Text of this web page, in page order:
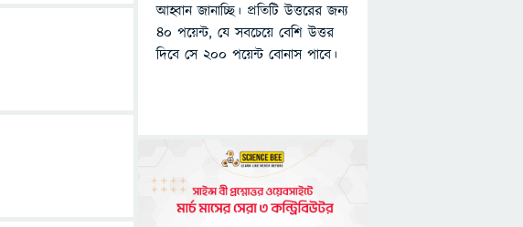
আহ্বান জানাচ্ছি। প্রতিটি উত্তরের জন্য
৪০ পয়েন্ট, যে সবচেয়ে বেশি উত্তর
দিবে সে ২০০ পয়েন্ট বোনাস পাবে।